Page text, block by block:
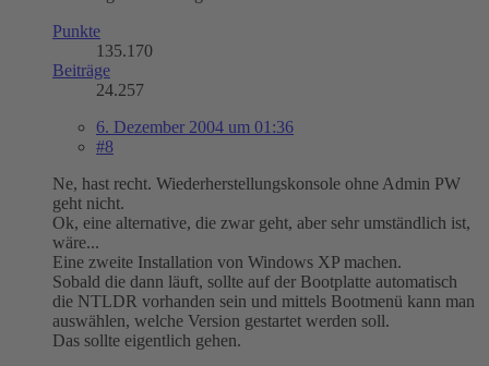
Punkte
135.170
Beiträge
24.257
6. Dezember 2004 um 01:36
#8
Ne, hast recht. Wiederherstellungskonsole ohne Admin PW
geht nicht.
Ok, eine alternative, die zwar geht, aber sehr umständlich ist,
wäre...
Eine zweite Installation von Windows XP machen.
Sobald die dann läuft, sollte auf der Bootplatte automatisch
die NTLDR vorhanden sein und mittels Bootmenü kann man
auswählen, welche Version gestartet werden soll.
Das sollte eigentlich gehen.